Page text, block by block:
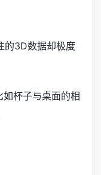
的3D数据却极度
杯子与桌面的相